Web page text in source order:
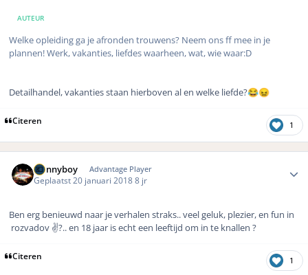
AUTEUR
Welke opleiding ga je afronden trouwens? Neem ons ff mee in je
plannen! Werk, vakanties, liefdes waarheen, wat, wie waar:D
Detailhandel, vakanties staan hierboven al en welke liefde?😂😖
Citeren 1
Dannyboy Advantage Player
Geplaatst 20 januari 20188 jr
Ben erg benieuwd naar je verhalen straks.. veel geluk, plezier, en fun in
rozvadov ✌?.. en 18 jaar is echt een leeftijd om in te knallen ?
Citeren 1